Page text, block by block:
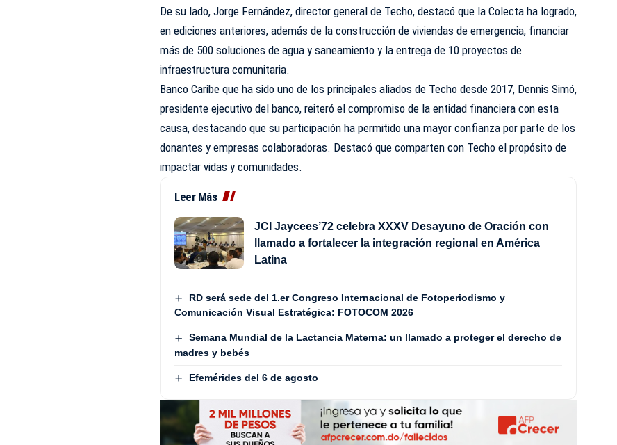
De su lado, Jorge Fernández, director general de Techo, destacó que la Colecta ha logrado,
en ediciones anteriores, además de la construcción de viviendas de emergencia, financiar
más de 500 soluciones de agua y saneamiento y la entrega de 10 proyectos de
infraestructura comunitaria.
Banco Caribe que ha sido uno de los principales aliados de Techo desde 2017, Dennis Simó,
presidente ejecutivo del banco, reiteró el compromiso de la entidad financiera con esta
causa, destacando que su participación ha permitido una mayor confianza por parte de los
donantes y empresas colaboradoras. Destacó que comparten con Techo el propósito de
impactar vidas y comunidades.
Leer Más
JCI Jaycees’72 celebra XXXV Desayuno de Oración con
llamado a fortalecer la integración regional en América
Latina
RD será sede del 1.er Congreso Internacional de Fotoperiodismo y
Comunicación Visual Estratégica: FOTOCOM 2026
Semana Mundial de la Lactancia Materna: un llamado a proteger el derecho de
madres y bebés
Efemérides del 6 de agosto